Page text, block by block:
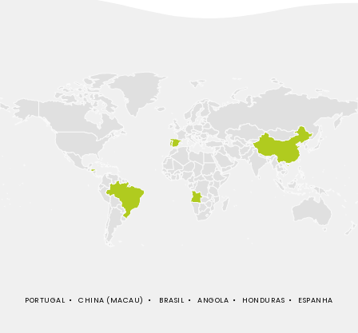
PORTUGAL • CHINA (MACAU) • BRASIL • ANGOLA • HONDURAS • ESPANHA